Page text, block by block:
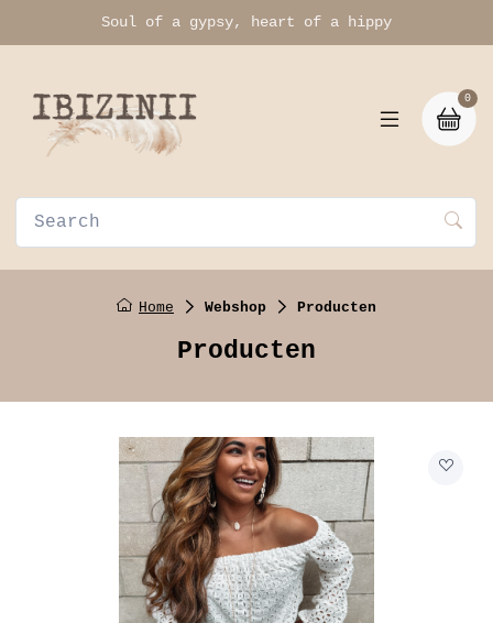
Soul of a gypsy, heart of a hippy
0
Home Webshop Producten
Producten